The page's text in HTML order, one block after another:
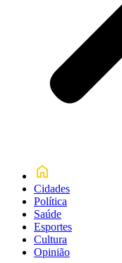
Cidades
Política
Saúde
Esportes
Cultura
Opinião